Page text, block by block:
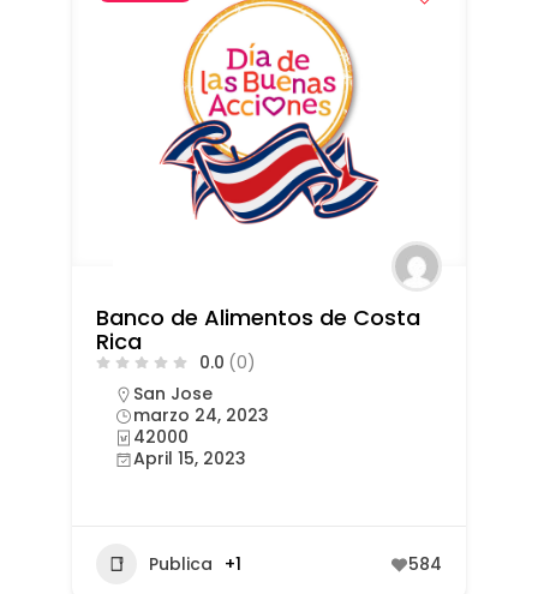
Banco de Alimentos de Costa
Rica
0.0 (0)
San Jose
marzo 24, 2023
42000
April 15, 2023
Publica +1 584